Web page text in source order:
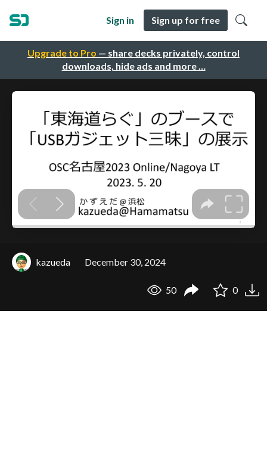
Upgrade to Pro — share decks privately, control
downloads, hide ads and more …
Sign in Sign up for free
kazueda December 30, 2024
50 0